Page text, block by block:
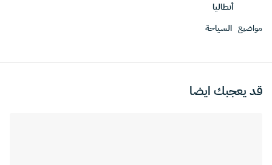
أنطاليا
مواضيع السياحة
قد يعجبك ايضا